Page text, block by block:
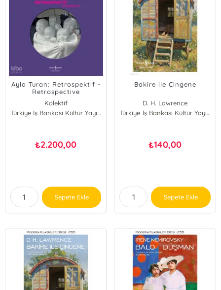
Ayla Turan: Retrospektif -
Retrospective
Kolektif
Marcus Graf
Türkiye İş Bankası Kültür Yayınları
₺2.200,00
Sepete Ekle
Bakire ile Çingene
D. H. Lawrence
Türkiye İş Bankası Kültür Yayınları
₺140,00
Sepete Ekle